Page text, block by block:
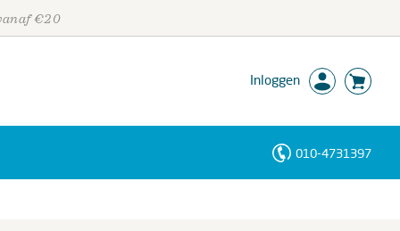
€20
Inloggen
010-4731397
Personen